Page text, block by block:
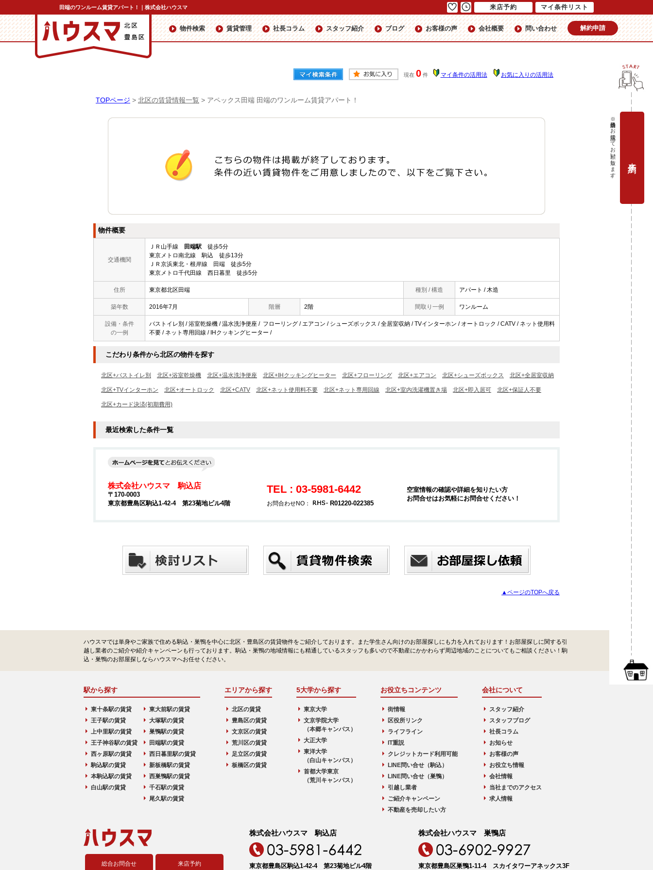
田端のワンルーム賃貸アパート！｜株式会社ハウスマ
物件検索 賃貸管理 社長コラム スタッフ紹介 ブログ お客様の声 会社概要 問い合わせ 解約申請
現在 0 件 マイ条件の活用法 お気に入りの活用法
TOPページ > 北区の賃貸情報一覧 > アペックス田端 田端のワンルーム賃貸アパート！
物件概要
交通機関
ＪＲ山手線 田端駅 徒歩5分
東京メトロ南北線 駒込 徒歩13分
ＪＲ京浜東北・根岸線 田端 徒歩5分
東京メトロ千代田線 西日暮里 徒歩5分
住所 東京都北区田端 種別 / 構造 アパート / 木造
築年数 2016年7月 階層 2階 間取り一例 ワンルーム
設備・条件
の一例
バストイレ別 / 浴室乾燥機 / 温水洗浄便座 / フローリング / エアコン / シューズボックス / 全居室収納 / TVインターホン / オートロック / CATV / ネット使用料
不要 / ネット専用回線 / IHクッキングヒーター /
こだわり条件から北区の物件を探す
北区+バストイレ別 北区+浴室乾燥機 北区+温水洗浄便座 北区+IHクッキングヒーター 北区+フローリング 北区+エアコン 北区+シューズボックス 北区+全居室収納
北区+TVインターホン 北区+オートロック 北区+CATV 北区+ネット使用料不要 北区+ネット専用回線 北区+室内洗濯機置き場 北区+即入居可 北区+保証人不要
北区+カード決済(初期費用)
最近検索した条件一覧
株式会社ハウスマ 駒込店
〒170-0003
東京都豊島区駒込1-42-4 第23菊地ビル4階
TEL : 03-5981-6442
お問合わせNO： R01220-022385
空室情報の確認や詳細を知りたい方
お問合せはお気軽にお問合せください！
▲ページのTOPへ戻る
ハウスマでは単身やご家族で住める駒込・巣鴨を中心に北区・豊島区の賃貸物件をご紹介しております。また学生さん向けのお部屋探しにも力を入れております！お部屋探しに関する引
越し業者のご紹介や紹介キャンペーンも行っております。駒込・巣鴨の地域情報にも精通しているスタッフも多いので不動産にかかわらず周辺地域のことについてもご相談ください！駒
込・巣鴨のお部屋探しならハウスマへお任せください。
駅から探す
東十条駅の賃貸
王子駅の賃貸
上中里駅の賃貸
王子神谷駅の賃貸
西ヶ原駅の賃貸
駒込駅の賃貸
本駒込駅の賃貸
白山駅の賃貸
東大前駅の賃貸
大塚駅の賃貸
巣鴨駅の賃貸
田端駅の賃貸
西日暮里駅の賃貸
新板橋駅の賃貸
西巣鴨駅の賃貸
千石駅の賃貸
尾久駅の賃貸
エリアから探す
北区の賃貸
豊島区の賃貸
文京区の賃貸
荒川区の賃貸
足立区の賃貸
板橋区の賃貸
5大学から探す
東京大学
文京学院大学
（本郷キャンパス）
大正大学
東洋大学
（白山キャンパス）
首都大学東京
（荒川キャンパス）
お役立ちコンテンツ
街情報
区役所リンク
ライフライン
IT重説
クレジットカード利用可能
LINE問い合せ（駒込）
LINE問い合せ（巣鴨）
引越し業者
ご紹介キャンペーン
不動産を売却したい方
会社について
スタッフ紹介
スタッフブログ
社長コラム
お知らせ
お客様の声
お役立ち情報
会社情報
当社までのアクセス
求人情報
総合お問合せ 来店予約
株式会社ハウスマ 駒込店
東京都豊島区駒込1-42-4 第23菊地ビル4階
株式会社ハウスマ 巣鴨店
東京都豊島区巣鴨1-11-4 スカイタワーアネックス3F
来店予約 マイ条件リスト
※当日予約はお電話にてお願い致します。